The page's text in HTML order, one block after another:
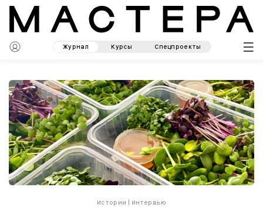
Журнал Курсы Спецпроекты
Истории Интервью